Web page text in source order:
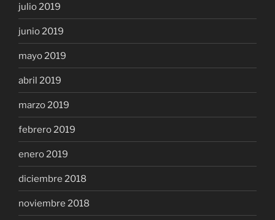
julio 2019
junio 2019
mayo 2019
abril 2019
marzo 2019
febrero 2019
enero 2019
diciembre 2018
noviembre 2018